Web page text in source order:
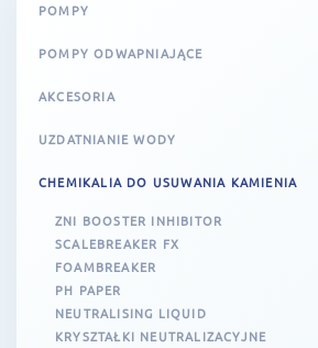
POMPY
POMPY ODWAPNIAJĄCE
AKCESORIA
UZDATNIANIE WODY
CHEMIKALIA DO USUWANIA KAMIENIA
ZNI BOOSTER INHIBITOR
SCALEBREAKER FX
FOAMBREAKER
PH PAPER
NEUTRALISING LIQUID
KRYSZTAŁKI NEUTRALIZACYJNE